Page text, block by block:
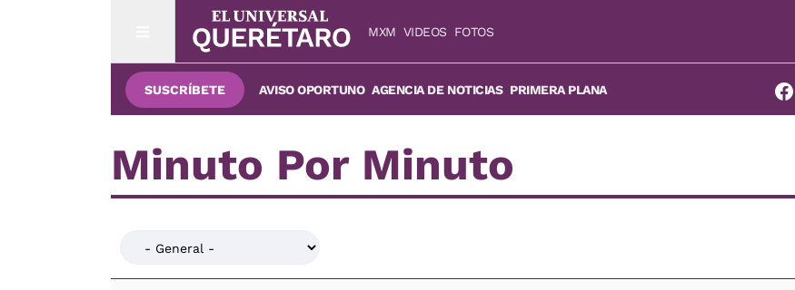
MXM VIDEOS FOTOS
SUSCRÍBETE AVISO OPORTUNO AGENCIA DE NOTICIAS PRIMERA PLANA
Minuto Por Minuto